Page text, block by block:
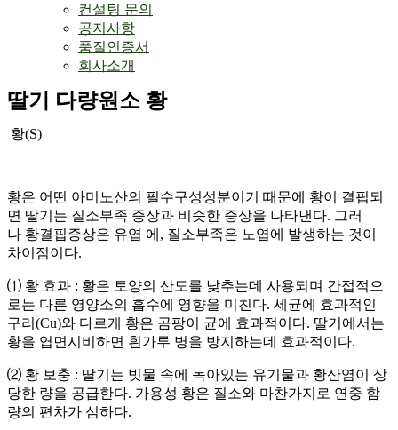
컨설팅 문의
공지사항
품질인증서
회사소개
딸기 다량원소 황
황(S)
황은 어떤 아미노산의 필수구성성분이기 때문에 황이 결핍되
면 딸기는 질소부족 증상과 비슷한 증상을 나타낸다. 그러
나 황결핍증상은 유엽 에, 질소부족은 노엽에 발생하는 것이
차이점이다.
⑴ 황 효과 : 황은 토양의 산도를 낮추는데 사용되며 간접적으
로는 다른 영양소의 흡수에 영향을 미친다. 세균에 효과적인
구리 (Cu)와 다르게 황은 곰팡이 균에 효과적이다. 딸기에서는
황을 엽면시비하면 흰가루 병을 방지하는데 효과적이다.
⑵ 황 보충 : 딸기는 빗물 속에 녹아있는 유기물과 황산염이 상
당한 량을 공급한다. 가용성 황은 질소와 마찬가지로 연중 함
량의 편차가 심하다.